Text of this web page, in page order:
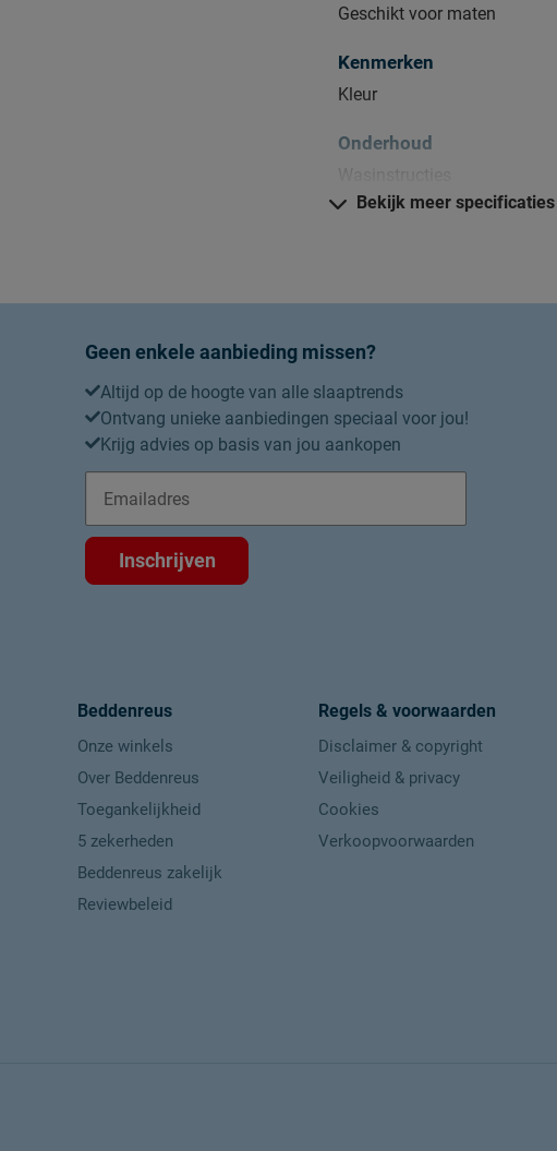
Geschikt voor maten
Kenmerken
Kleur
Onderhoud
Drooginstructies
Goed om te weten
Bekijk meer specificaties
Geen enkele aanbieding missen?
Altijd op de hoogte van alle slaaptrends
Ontvang unieke aanbiedingen speciaal voor jou!
Krijg advies op basis van jou aankopen
Inschrijven
Beddenreus
Onze winkels
Over Beddenreus
Toegankelijkheid
5 zekerheden
Beddenreus zakelijk
Reviewbeleid
Regels & voorwaarden
Disclaimer & copyright
Veiligheid & privacy
Cookies
Verkoopvoorwaarden